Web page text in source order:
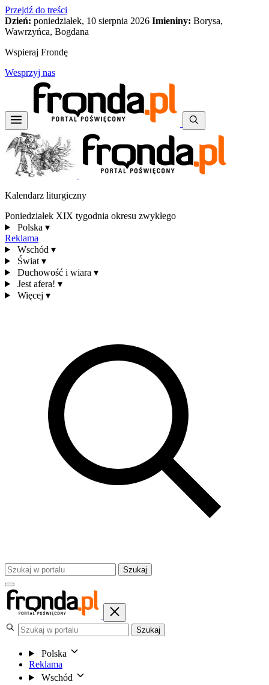
Przejdź do treści
Dzień: poniedziałek, 10 sierpnia 2026 Imieniny: Borysa,
Wawrzyńca, Bogdana
Wspieraj Frondę
Wesprzyj nas
Kalendarz liturgiczny
Poniedziałek XIX tygodnia okresu zwykłego
Polska ▾
Reklama
Wschód ▾
Świat ▾
Duchowość i wiara ▾
Jest afera! ▾
Więcej ▾
Szukaj
Szukaj
Polska
Reklama
Wschód